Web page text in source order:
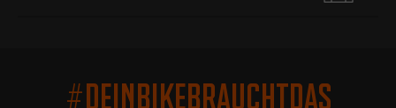
#DEINBIKEBRAUCHTDAS